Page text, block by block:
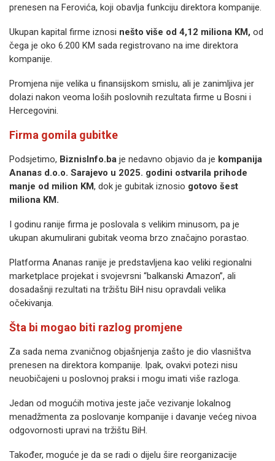
prenesen na Ferovića, koji obavlja funkciju direktora kompanije.
Ukupan kapital firme iznosi nešto više od 4,12 miliona KM, od
čega je oko 6.200 KM sada registrovano na ime direktora
kompanije.
Promjena nije velika u finansijskom smislu, ali je zanimljiva jer
dolazi nakon veoma loših poslovnih rezultata firme u Bosni i
Hercegovini.
Firma gomila gubitke
Podsjetimo, BiznisInfo.ba je nedavno objavio da je kompanija
Ananas d.o.o. Sarajevo u 2025. godini ostvarila prihode
manje od milion KM, dok je gubitak iznosio gotovo šest
miliona KM.
I godinu ranije firma je poslovala s velikim minusom, pa je
ukupan akumulirani gubitak veoma brzo značajno porastao.
Platforma Ananas ranije je predstavljena kao veliki regionalni
marketplace projekat i svojevrsni “balkanski Amazon”, ali
dosadašnji rezultati na tržištu BiH nisu opravdali velika
očekivanja.
Šta bi mogao biti razlog promjene
Za sada nema zvaničnog objašnjenja zašto je dio vlasništva
prenesen na direktora kompanije. Ipak, ovakvi potezi nisu
neuobičajeni u poslovnoj praksi i mogu imati više razloga.
Jedan od mogućih motiva jeste jače vezivanje lokalnog
menadžmenta za poslovanje kompanije i davanje većeg nivoa
odgovornosti upravi na tržištu BiH.
Također, moguće je da se radi o dijelu šire reorganizacije